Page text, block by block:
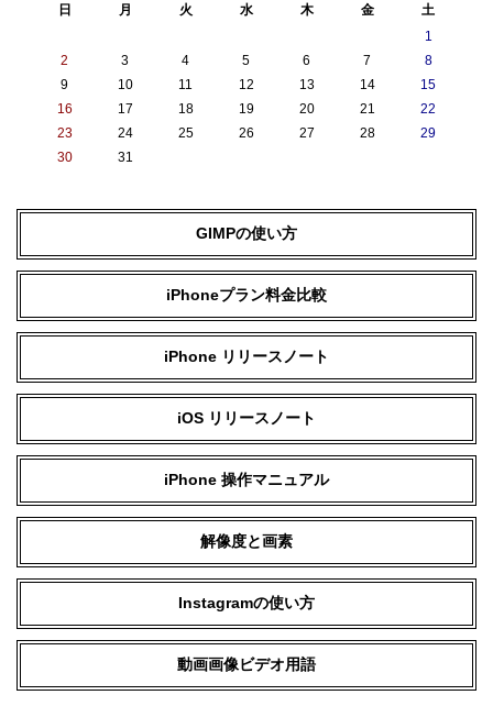
日 月 火 水 木 金
土
1
2
3 4 5 6 7
8
9
10 11 12 13 14
15
16
17 18 19 20 21
22
23
24 25 26 27 28
29
30
31
GIMPの使い方
iPhoneプラン料金比較
iPhone リリースノート
iOS リリースノート
iPhone 操作マニュアル
解像度と画素
Instagramの使い方
動画画像ビデオ用語